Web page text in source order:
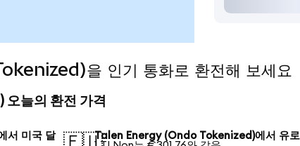
을 인기 통화로 환전해 보세요
오늘의 환전 가격
서 미국 달
Talen Energy (Ondo Tokenized)에서 유로